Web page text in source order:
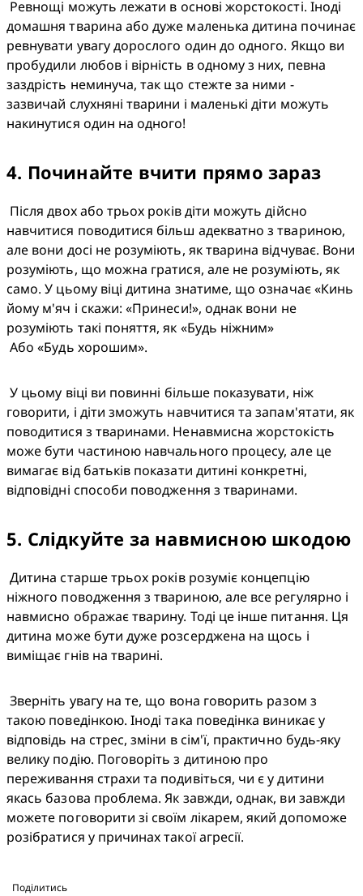
домашня тварина або дуже маленька дитина починає
ревнувати увагу дорослого один до одного. Якщо ви
пробудили любов і вірність в одному з них, певна
заздрість неминуча, так що стежте за ними -
зазвичай слухняні тварини і маленькі діти можуть
накинутися один на одного!
4. Починайте вчити прямо зараз
навчитися поводитися більш адекватно з твариною,
але вони досі не розуміють, як тварина відчуває. Вони
розуміють, що можна гратися, але не розуміють, як
само. У цьому віці дитина знатиме, що означає «Кинь
йому м'яч і скажи: «Принеси!», однак вони не
розуміють такі поняття, як «Будь ніжним»
Або «Будь хорошим».
У цьому віці ви повинні більше показувати, ніж
говорити, і діти зможуть навчитися та запам'ятати, як
поводитися з тваринами. Ненавмисна жорстокість
може бути частиною навчального процесу, але це
вимагає від батьків показати дитині конкретні,
відповідні способи поводження з тваринами.
5. Слідкуйте за навмисною шкодою
Дитина старше трьох років розуміє концепцію
ніжного поводження з твариною, але все регулярно і
навмисно ображає тварину. Тоді це інше питання. Ця
дитина може бути дуже розсерджена на щось і
виміщає гнів на тварині.
Зверніть увагу на те, що вона говорить разом з
такою поведінкою. Іноді така поведінка виникає у
відповідь на стрес, зміни в сім'ї, практично будь-яку
велику подію. Поговоріть з дитиною про
переживання страхи та подивіться, чи є у дитини
якась базова проблема. Як завжди, однак, ви завжди
можете поговорити зі своїм лікарем, який допоможе
розібратися у причинах такої агресії.
Поділитись